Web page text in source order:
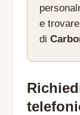
e
di